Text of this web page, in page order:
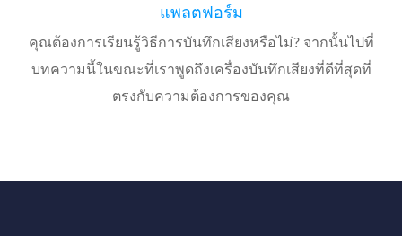
แพลตฟอร์ม
คุณต้องการเรียนรู้วิธีการบันทึกเสียงหรือไม่? จากนั้นไปที่
บทความนี้ในขณะที่เราพูดถึงเครื่องบันทึกเสียงที่ดีที่สุดที่
ตรงกับความต้องการของคุณ